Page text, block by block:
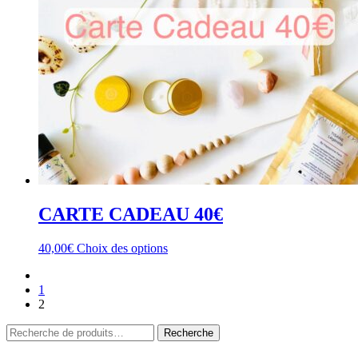
la
page
CARTE CADEAU 40€
40,00€ Choix des optionsCe
options
1
2
Recherche
pour :
Recherche